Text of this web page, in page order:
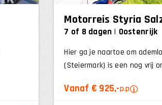
Motorreis Styria
7 of 8 dagen Oostenrijk
Hier ga je naartoe om
(Steiermark) is een nog vrij
Vanaf € 925,-p.p